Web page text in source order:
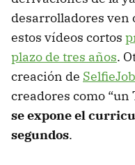
desarrolladores ven
estos vídeos cortos
plazo de tres años.
creación de
creadores como
se expone el
segundos.